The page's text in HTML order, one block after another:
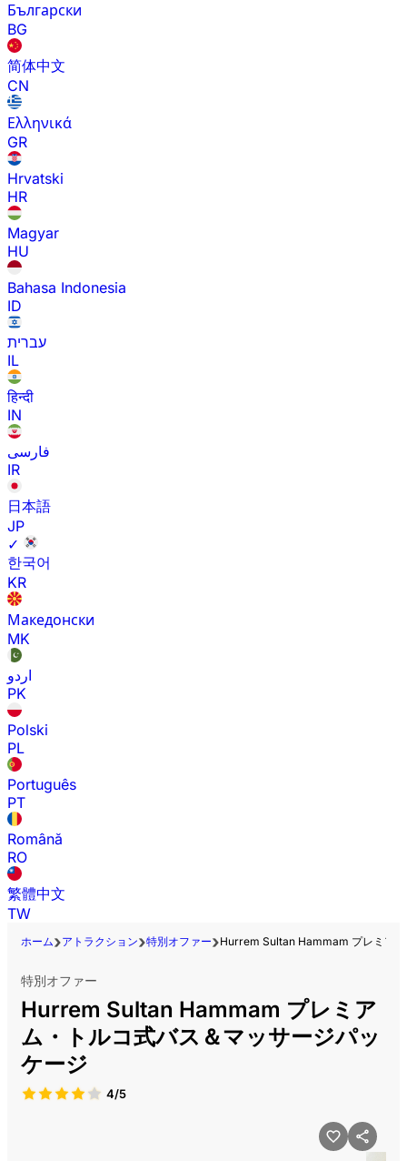
Български
BG
简体中文
CN
Ελληνικά
GR
Hrvatski
HR
Magyar
HU
Bahasa Indonesia
ID
עברית
IL
हिन्दी
IN
فارسی
IR
日本語
JP
✓
한국어
KR
Македонски
MK
اردو
PK
Polski
PL
Português
PT
Română
RO
繁體中文
TW
ホーム アトラクション 特別オファー Hurrem Sultan Hammam プレミア
特別オファー
Hurrem Sultan Hammam プレミア
ム・トルコ式バス＆マッサージパッ
ケージ
4/5